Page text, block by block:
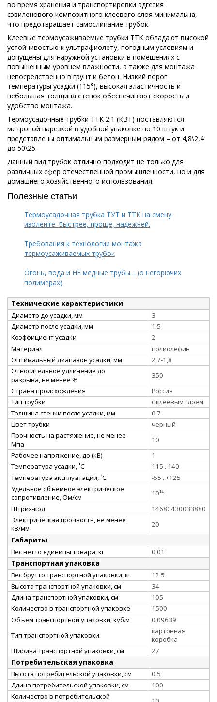
во время хранения и транспортировки адгезия
сэвиленового композитного клеевого слоя минимальна,
что предотвращает самослипание трубок.
Клеевые термоусаживаемые трубки ТТК обладают высокой
устойчивостью к ультрафиолету, погодным условиям и
допущены для наружной установки в помещениях с
повышенным уровнем влажности, а также для монтажа
непосредственно в грунт и бетон. Низкий порог
температуры усадки (115°), высокая эластичность и
небольшая толщина стенок обеспечивают скорость и
удобство монтажа.
Термоусадочные трубки ТТК 2:1 (КВТ) поставляются
метровой нарезкой в удобной упаковке по 10 штук и
представлены оптимальным размерным рядом – от 4,8\2,4
до 50\25.
Данный вид трубок отлично подходит не только для
различных сфер отечественной промышленности, но и для
домашнего хозяйственного использования.
Полезные статьи
Термоусадочная трубка ТУТ и ТТК на смену
изоленте. Быстрее, проще, надежней.
Требования к технологии монтажа
термоусаживаемых трубок
Огонь, вода и НЕ медные трубы… (о негорючих
полимерах)
Технические характеристики
Диаметр до усадки, мм
3
Диаметр после усадки, мм
1.5
Коэффициент усадки
2
Материал
полиолефин
Оптимальный диапазон усадки, мм
2,7-1,8
Относительное удлинение до
разрыва, не менее %
350
Страна происхождения
Россия
Тип трубки
с клеевым слоем
Толщина стенки после усадки, мм
0.7
Цвет трубки
черный
Прочность на растяжение, не менее
Мпа
10
Рабочее напряжение, до (кВ)
1
Температура усадки, ˚С
115...140
Температура эксплуатации, ˚С
-55...+125
Удельное объемное электрическое
сопротивление, Ом/см
10¹⁴
Штрих-код
14680430033880
Электрическая прочность, не менее
кВ/мм
20
Габариты
Вес нетто единицы товара, кг 0,01
Транспортная упаковка
Вес брутто транспортной упаковки, кг
12.5
Высота транспортной упаковки, см
34
Длина транспортной упаковки, см
105
Количество в транспортной упаковке
1500
Объём транспортной упаковки, куб.м
0.09639
Тип транспортной упаковки
картонная
коробка
Ширина транспортной упаковки, см
27
Потребительская упаковка
Высота потребительской упаковки, см
0.5
Длина потребительской упаковки, см
100
Количество в потребительской